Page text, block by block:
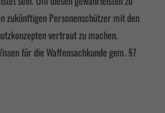
zukünftigen Personenschützer mit den
vertraut zu machen.
für die Waffensachkunde gem. §7